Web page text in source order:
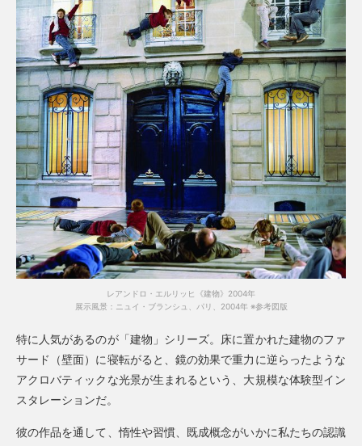
レアンドロ・エルリッヒ《建物》2004年
展示風景：ニュイ・ブランシュ、パリ、2004年 ※参考図版
特に人気があるのが「建物」シリーズ。床に置かれた建物のファ
サード（壁面）に寝転がると、鏡の効果で重力に逆らったような
アクロバティックな光景が生まれるという、大規模な体験型イン
スタレーションだ。
彼の作品を通して、惰性や習慣、既成概念がいかに私たちの認識